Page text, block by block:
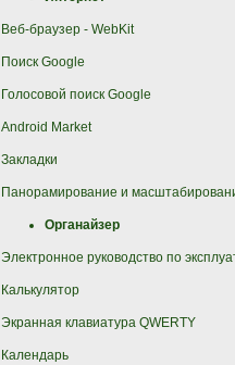
Веб-браузер - WebKit
Поиск Google
Голосовой поиск Google
Android Market
Закладки
Панорамирование и
Органайзер
Электронное руководство по
Калькулятор
Экранная клавиатура QWERTY
Календарь